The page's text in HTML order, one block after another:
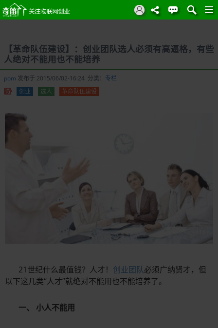
【革命队伍建设】：创业团队选人必须有高逼格，有些
人绝对不能用也不能培养
pom 发布于 2015/06/02-16:24 分类： 专栏
创业
选人 革命队伍建设
21世纪什么最值钱？人才！ 创业团队必须广纳贤才，但
以下这几类“人才”就绝对不能用也不能培养了。
一、 小人不能用